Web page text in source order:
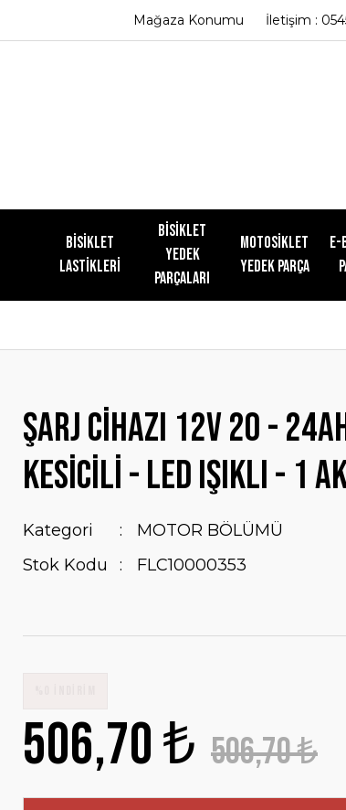
Mağaza Konumu İletişim :
Bisiklet
Lastikleri
Bisiklet
Yedek
Parçaları
Motosiklet
Yedek Parça
Şarj Cihazı 12V 20 -
Kesicili - Led Işıklı - 1
Kategori
MOTOR BÖLÜMÜ
Stok Kodu
FLC10000353
506,70 ₺ 506,70 ₺